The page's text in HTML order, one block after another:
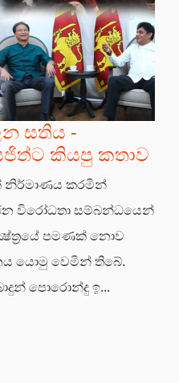
සතිය -
කියපු කතාව
නිර්මාණය කරමින්
විරෝධතා සම්බන්ධයෙන්
පමණක් නොව
යොමු වෙමින් තිබේ.
පොරොන්දු ඉ...